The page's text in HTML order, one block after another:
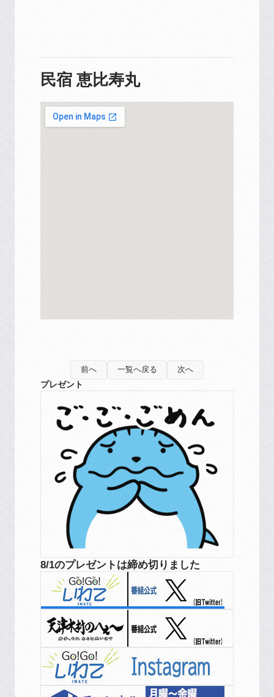
民宿 恵比寿丸
前へ 一覧へ戻る 次へ
プレゼント
8/1のプレゼントは締め切りました